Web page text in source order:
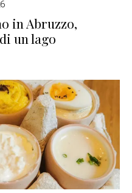
in Abruzzo,
un lago